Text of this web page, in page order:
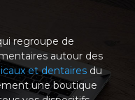
regroupe de
autour des
et dentaires du
une boutique